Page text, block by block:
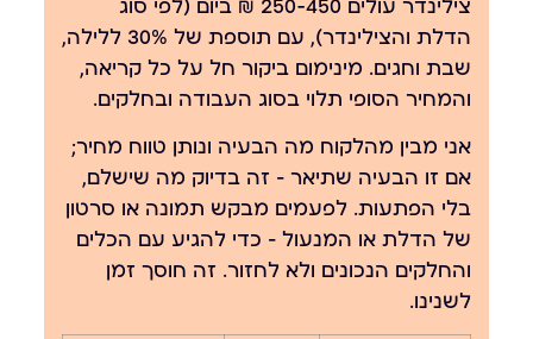
צילינדר עולים 250-450 ₪ ביום (לפי סוג
הדלת והצילינדר), עם תוספת של 30% ללילה,
שבת וחגים. מינימום ביקור חל על כל קריאה,
והמחיר הסופי תלוי בסוג העבודה ובחלקים.
אני מבין מהלקוח מה הבעיה ונותן טווח מחיר;
אם זו הבעיה שתיאר — זה בדיוק מה שישלם,
בלי הפתעות. לפעמים מבקש תמונה או סרטון
של הדלת או המנעול — כדי להגיע עם הכלים
והחלקים הנכונים ולא לחזור. זה חוסך זמן
לשנינו.